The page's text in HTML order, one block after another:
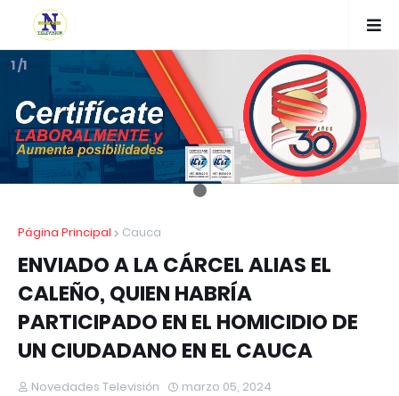
1 /1
Página Principal Cauca
ENVIADO A LA CÁRCEL ALIAS EL
CALEÑO, QUIEN HABRÍA
PARTICIPADO EN EL HOMICIDIO DE
UN CIUDADANO EN EL CAUCA
Novedades Televisión marzo 05, 2024